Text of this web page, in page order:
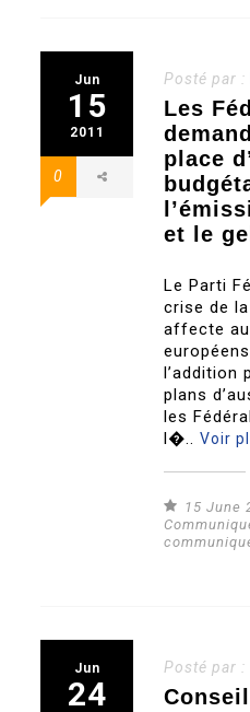
Jun
15
2011
0
Posté par :
Les
place
et le
Le Parti
crise de
affecte
l’addition
plans
les
l�..Voir
15 June
Jun
24
Posté par :